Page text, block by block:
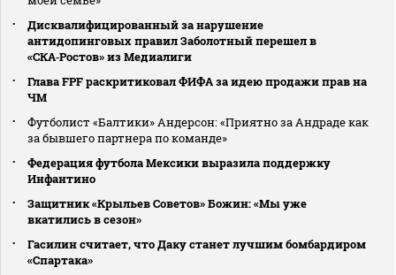
Дисквалифицированный за нарушение
антидопинговых правил Заболотный перешел в
«СКА‑Ростов» из Медиалиги
Глава FPF раскритиковал ФИФА за идею продажи прав на
ЧМ
Футболист «Балтики» Андерсон: «Приятно за Андраде как
за бывшего партнера по команде»
Федерация футбола Мексики выразила поддержку
Инфантино
Защитник «Крыльев Советов» Божин: «Мы уже
вкатились в сезон»
Гасилин считает, что Даку станет лучшим бомбардиром
«Спартака»